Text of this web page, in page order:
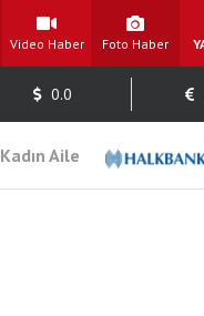
Video Haber Foto Haber
0.0
Kadın Aile